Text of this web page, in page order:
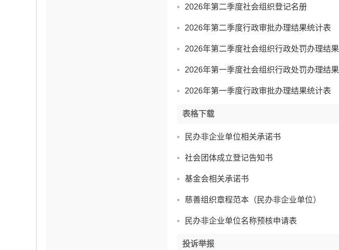
2026年第二季度社会组织登记名册
2026年第二季度行政审批办理结果统计表
2026年第二季度社会组织行政处罚办理结果
2026年第一季度社会组织行政处罚办理结果
2026年第一季度行政审批办理结果统计表
表格下载
民办非企业单位相关承诺书
社会团体成立登记告知书
基金会相关承诺书
慈善组织章程范本（民办非企业单位）
民办非企业单位名称预核申请表
投诉举报